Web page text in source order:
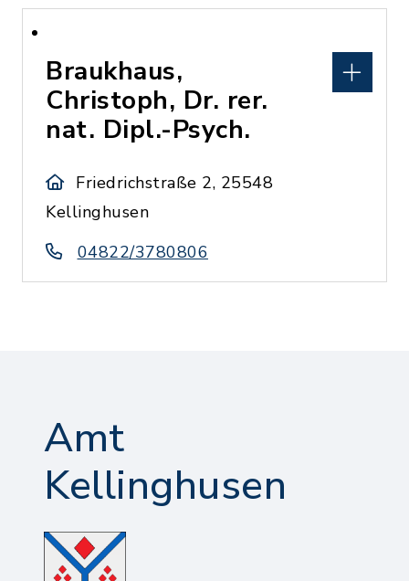
Braukhaus,
Christoph, Dr. rer.
nat. Dipl.-Psych.
Friedrichstraße 2, 25548
Kellinghusen
04822/3780806
Amt
Kellinghusen